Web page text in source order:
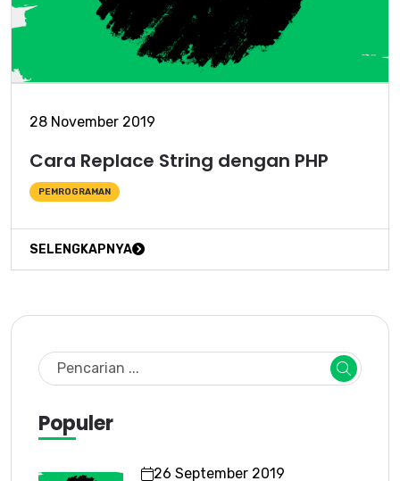
28 November 2019
Cara Replace String dengan PHP
PEMROGRAMAN
SELENGKAPNYA
Populer
26 September 2019